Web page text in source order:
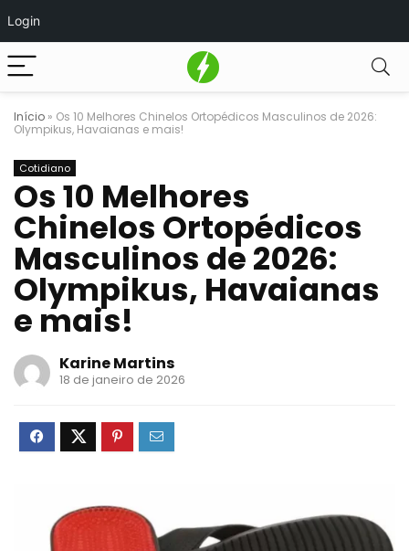
Login
Início » Os 10 Melhores Chinelos Ortopédicos Masculinos de 2026:
Olympikus, Havaianas e mais!
Cotidiano
Os 10 Melhores
Chinelos Ortopédicos
Masculinos de 2026:
Olympikus, Havaianas
e mais!
Karine Martins
18 de janeiro de 2026